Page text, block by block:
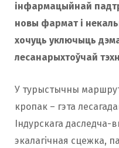
інфармацыйнай
новы фармат і
хочуць уключыць
лесанарыхтоўчай
У турыстычны
кропак – гэта
Індурскага даследча-
экалагічная сцежка,